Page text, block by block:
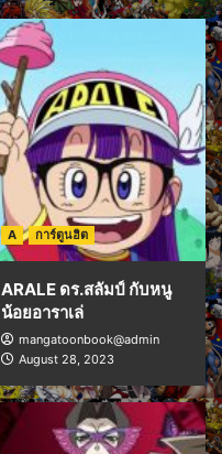
A การ์ตูนฮิต
ARALE ดร.สลัมป์ กับหนู
น้อยอาราเล่
mangatoonbook@admin
August 28, 2023